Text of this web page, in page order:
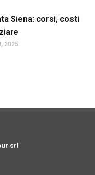
Siena: corsi, costi
2025
srl